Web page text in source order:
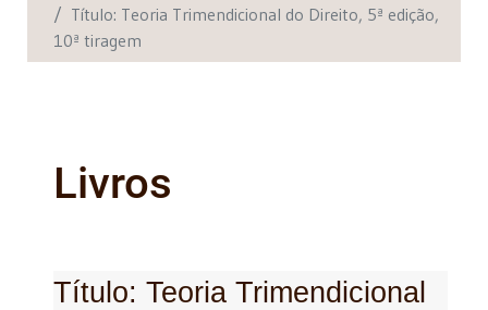
Título: Teoria Trimendicional do Direito, 5ª edição,
10ª tiragem
Livros
Título: Teoria Trimendicional